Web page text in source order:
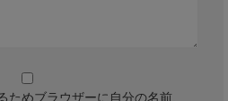
ためブラウザーに自分の名前、